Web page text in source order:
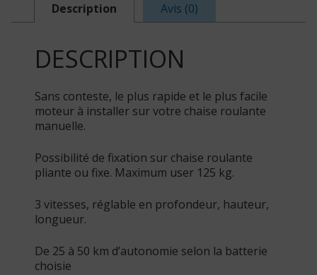
Description Avis (0)
DESCRIPTION
Sans conteste, le plus rapide et le plus facile
moteur à installer sur votre chaise roulante
manuelle.
Possibilité de fixation sur chaise roulante
pliante ou fixe. Maximum user 125 kg.
3 vitesses, réglable en profondeur, hauteur,
longueur.
De 25 à 50 km d’autonomie selon la batterie
choisie